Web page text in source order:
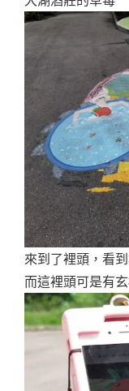
來到了裡頭，看
而這裡頭可是有